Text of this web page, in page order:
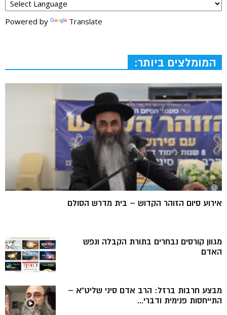
Powered by Translate
המומלצים ביותר:
אירוע סיום הזוהר הקדוש – בית מדרש הסולם
מגוון קורסים נבחרים בתורת הקבלה ונפש
האדם
מבצע חרבות ברזל: הרב אדם סיני שליט”א –
התייחסות פנימית ודברי...